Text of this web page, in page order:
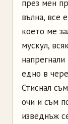
през мен
вълна, все
което ме
мускул,
едно в
Стиснал
очи и съм
изведнъж